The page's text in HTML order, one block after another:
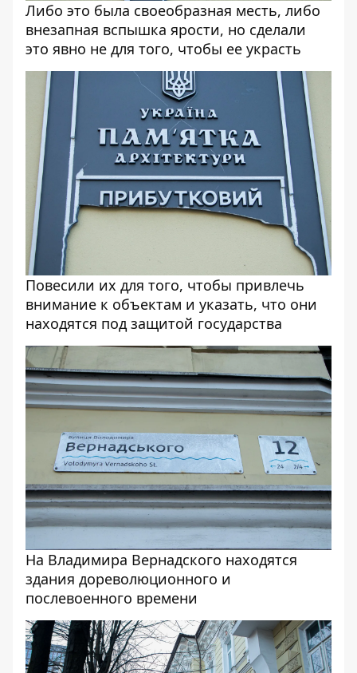
Либо это была своеобразная месть, либо
внезапная вспышка ярости, но сделали
это явно не для того, чтобы ее украсть
Повесили их для того, чтобы привлечь
внимание к объектам и указать, что они
находятся под защитой государства
На Владимира Вернадского находятся
здания дореволюционного и
послевоенного времени